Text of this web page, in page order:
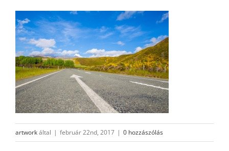
artworkáltal | február 22nd, 2017 | 0 hozzászólás